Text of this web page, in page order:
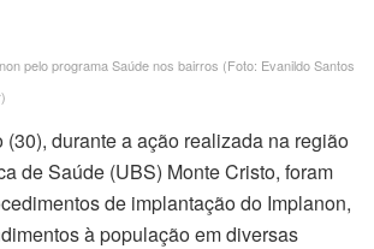
pelo programa Saúde nos bairros (Foto: Evanildo Santos
(30), durante a ação realizada na região
de Saúde (UBS) Monte Cristo, foram
de implantação do Implanon,
à população em diversas